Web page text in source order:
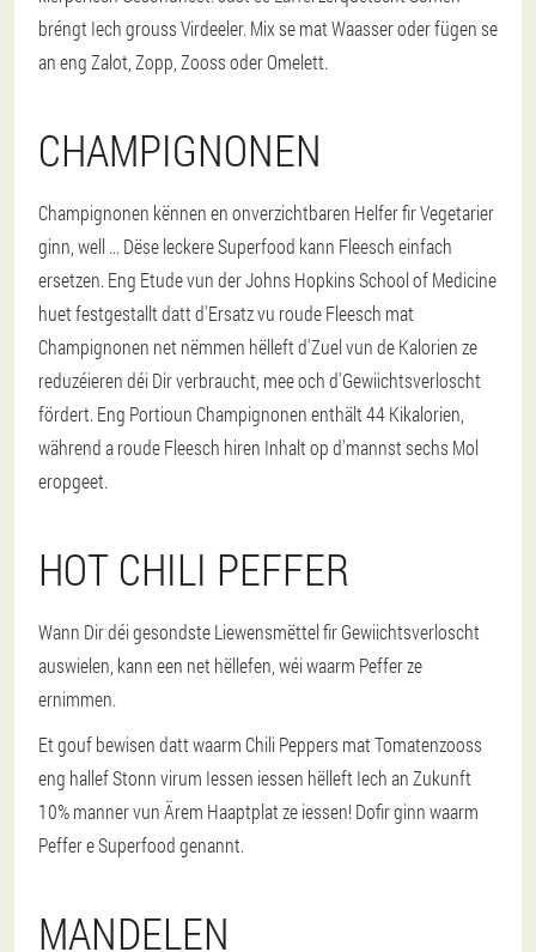
bréngt Iech grouss Virdeeler. Mix se mat Waasser oder fügen se
an eng Zalot, Zopp, Zooss oder Omelett.
CHAMPIGNONEN
Champignonen kënnen en onverzichtbaren Helfer fir Vegetarier
ginn, well ... Dëse leckere Superfood kann Fleesch einfach
ersetzen. Eng Etude vun der Johns Hopkins School of Medicine
huet festgestallt datt d'Ersatz vu roude Fleesch mat
Champignonen net nëmmen hëlleft d'Zuel vun de Kalorien ze
reduzéieren déi Dir verbraucht, mee och d'Gewiichtsverloscht
fördert. Eng Portioun Champignonen enthält 44 Kikalorien,
während a roude Fleesch hiren Inhalt op d'mannst sechs Mol
eropgeet.
HOT CHILI PEFFER
Wann Dir déi gesondste Liewensmëttel fir Gewiichtsverloscht
auswielen, kann een net hëllefen, wéi waarm Peffer ze
ernimmen.
Et gouf bewisen datt waarm Chili Peppers mat Tomatenzooss
eng hallef Stonn virum Iessen iessen hëlleft Iech an Zukunft
10% manner vun Ärem Haaptplat ze iessen! Dofir ginn waarm
Peffer e Superfood genannt.
MANDELEN